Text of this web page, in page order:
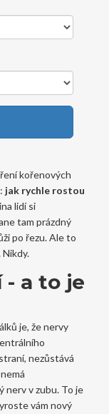
kořenových
jak rychle rostou
lidí si
tam prázdný
po řezu. Ale to
- a to je
je, že nervy
nezůstává
nerv v zubu. To je
vám nový